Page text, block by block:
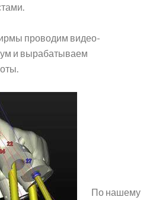
проводим видео-
и вырабатываем
По нашему